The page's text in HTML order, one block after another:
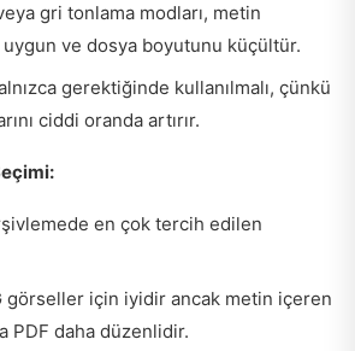
gri tonlama modları, metin
ve dosya boyutunu küçültür.
gerektiğinde kullanılmalı, çünkü
ciddi oranda artırır.
en çok tercih edilen
görseller için iyidir ancak metin içeren
PDF daha düzenlidir.